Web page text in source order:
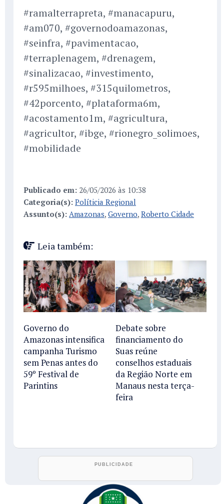
#ramalterrapreta, #manacapuru,
#am070, #governodoamazonas,
#seinfra, #pavimentacao,
#terraplenagem, #drenagem,
#sinalizacao, #investimento,
#r595milhoes, #315quilometros,
#42porcento, #plataforma6m,
#acostamento1m, #agricultura,
#agricultor, #ibge, #rionegro_solimoes,
#mobilidade
Publicado em: 26/05/2026 às 10:38
Categoria(s): Políticia Regional
Assunto(s): Amazonas, Governo, Roberto Cidade
Leia também:
Governo do
Amazonas intensifica
campanha Turismo
sem Penas antes do
59º Festival de
Parintins
Debate sobre
financiamento do
Suas reúne
conselhos estaduais
da Região Norte em
Manaus nesta terça-
feira